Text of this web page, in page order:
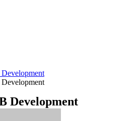
Development